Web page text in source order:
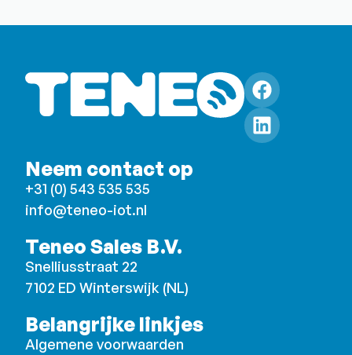
Neem contact op
+31 (0) 543 535 535
info@teneo-iot.nl
Teneo Sales B.V.
Snelliusstraat 22
7102 ED Winterswijk (NL)
Belangrijke linkjes
Algemene voorwaarden